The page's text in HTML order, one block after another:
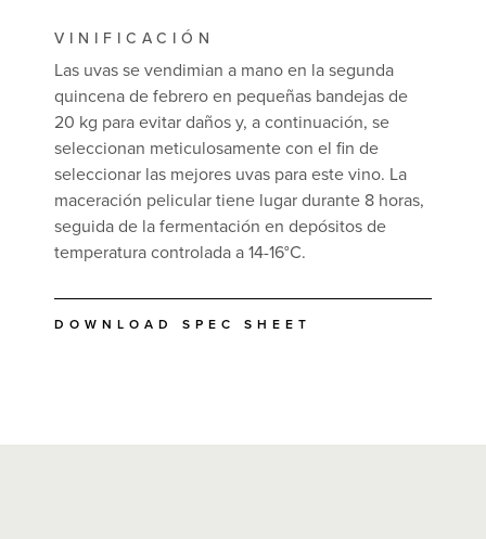
VINIFICACIÓN
Las uvas se vendimian a mano en la segunda
quincena de febrero en pequeñas bandejas de
20 kg para evitar daños y, a continuación, se
seleccionan meticulosamente con el fin de
seleccionar las mejores uvas para este vino. La
maceración pelicular tiene lugar durante 8 horas,
seguida de la fermentación en depósitos de
temperatura controlada a 14-16°C.
DOWNLOAD SPEC SHEET